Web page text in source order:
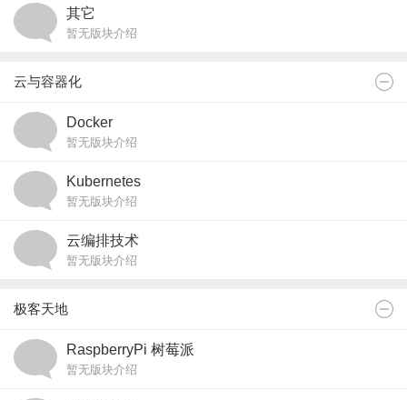
其它
暂无版块介绍
云与容器化
Docker
暂无版块介绍
Kubernetes
暂无版块介绍
云编排技术
暂无版块介绍
极客天地
RaspberryPi 树莓派
暂无版块介绍